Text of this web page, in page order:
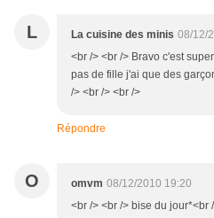
L La cuisine des minis 08/12/
<br /> <br /> Bravo c'est
pas de fille j'ai que des
/> <br /> <br />
Répondre
O omvm 08/12/2010 19:20
<br /> <br /> bise du jour*<br